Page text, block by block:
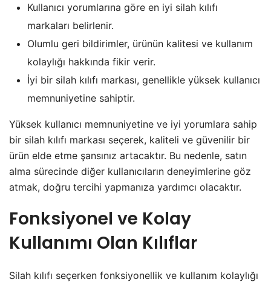
Kullanıcı yorumlarına göre en iyi silah kılıfı
markaları belirlenir.
Olumlu geri bildirimler, ürünün kalitesi ve kullanım
kolaylığı hakkında fikir verir.
İyi bir silah kılıfı markası, genellikle yüksek kullanıcı
memnuniyetine sahiptir.
Yüksek kullanıcı memnuniyetine ve iyi yorumlara sahip
bir silah kılıfı markası seçerek, kaliteli ve güvenilir bir
ürün elde etme şansınız artacaktır. Bu nedenle, satın
alma sürecinde diğer kullanıcıların deneyimlerine göz
atmak, doğru tercihi yapmanıza yardımcı olacaktır.
Fonksiyonel ve Kolay
Kullanımı Olan Kılıflar
Silah kılıfı seçerken fonksiyonellik ve kullanım kolaylığı